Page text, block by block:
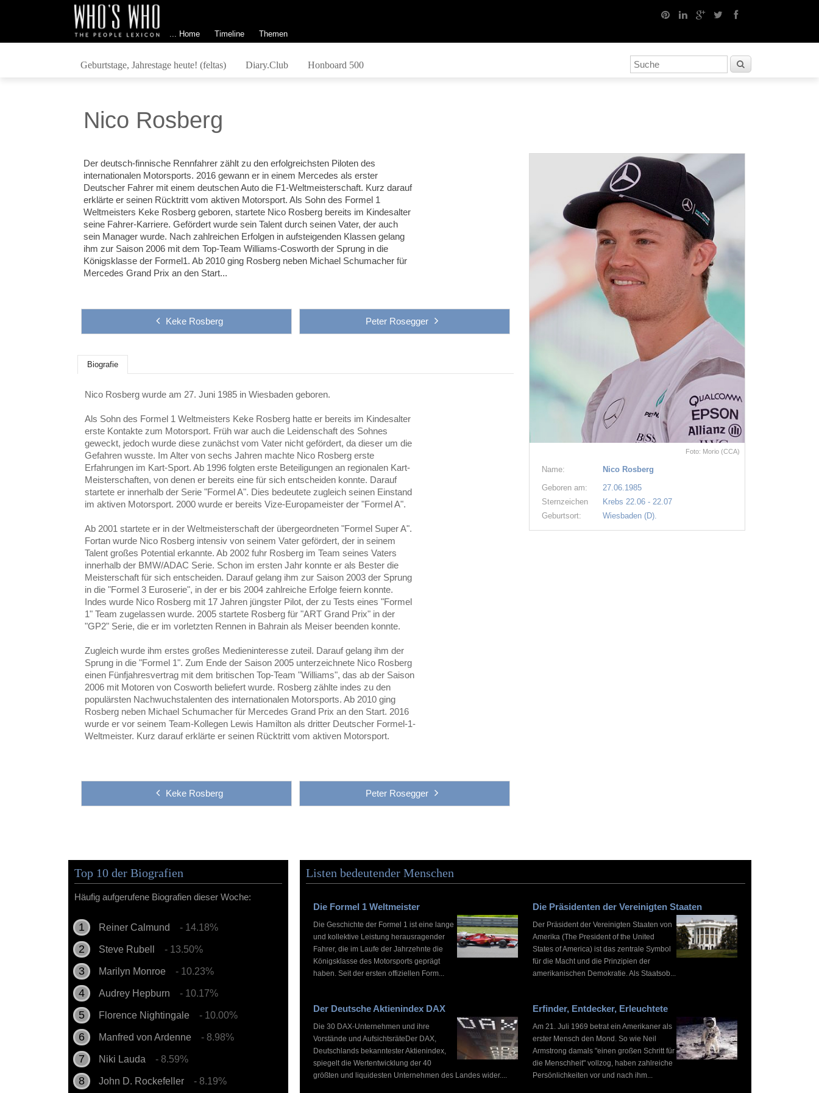
... Home Timeline Themen
Geburtstage, Jahrestage heute! (feltas) Diary.Club Honboard 500
Nico Rosberg
Der deutsch-finnische Rennfahrer zählt zu den erfolgreichsten Piloten des
internationalen Motorsports. 2016 gewann er in einem Mercedes als erster
Deutscher Fahrer mit einem deutschen Auto die F1-Weltmeisterschaft. Kurz darauf
erklärte er seinen Rücktritt vom aktiven Motorsport. Als Sohn des Formel 1
Weltmeisters Keke Rosberg geboren, startete Nico Rosberg bereits im Kindesalter
seine Fahrer-Karriere. Gefördert wurde sein Talent durch seinen Vater, der auch
sein Manager wurde. Nach zahlreichen Erfolgen in aufsteigenden Klassen gelang
ihm zur Saison 2006 mit dem Top-Team Williams-Cosworth der Sprung in die
Königsklasse der Formel1. Ab 2010 ging Rosberg neben Michael Schumacher für
Mercedes Grand Prix an den Start...
Keke Rosberg Peter Rosegger
Biografie
Nico Rosberg wurde am 27. Juni 1985 in Wiesbaden geboren.
Als Sohn des Formel 1 Weltmeisters Keke Rosberg hatte er bereits im Kindesalter
erste Kontakte zum Motorsport. Früh war auch die Leidenschaft des Sohnes
geweckt, jedoch wurde diese zunächst vom Vater nicht gefördert, da dieser um die
Gefahren wusste. Im Alter von sechs Jahren machte Nico Rosberg erste
Erfahrungen im Kart-Sport. Ab 1996 folgten erste Beteiligungen an regionalen Kart-
Meisterschaften, von denen er bereits eine für sich entscheiden konnte. Darauf
startete er innerhalb der Serie "Formel A". Dies bedeutete zugleich seinen Einstand
im aktiven Motorsport. 2000 wurde er bereits Vize-Europameister der "Formel A".
Ab 2001 startete er in der Weltmeisterschaft der übergeordneten "Formel Super A".
Fortan wurde Nico Rosberg intensiv von seinem Vater gefördert, der in seinem
Talent großes Potential erkannte. Ab 2002 fuhr Rosberg im Team seines Vaters
innerhalb der BMW/ADAC Serie. Schon im ersten Jahr konnte er als Bester die
Meisterschaft für sich entscheiden. Darauf gelang ihm zur Saison 2003 der Sprung
in die "Formel 3 Euroserie", in der er bis 2004 zahlreiche Erfolge feiern konnte.
Indes wurde Nico Rosberg mit 17 Jahren jüngster Pilot, der zu Tests eines "Formel
1" Team zugelassen wurde. 2005 startete Rosberg für "ART Grand Prix" in der
"GP2" Serie, die er im vorletzten Rennen in Bahrain als Meiser beenden konnte.
Zugleich wurde ihm erstes großes Medieninteresse zuteil. Darauf gelang ihm der
Sprung in die "Formel 1". Zum Ende der Saison 2005 unterzeichnete Nico Rosberg
einen Fünfjahresvertrag mit dem britischen Top-Team "Williams", das ab der Saison
2006 mit Motoren von Cosworth beliefert wurde. Rosberg zählte indes zu den
populärsten Nachwuchstalenten des internationalen Motorsports. Ab 2010 ging
Rosberg neben Michael Schumacher für Mercedes Grand Prix an den Start. 2016
wurde er vor seinem Team-Kollegen Lewis Hamilton als dritter Deutscher Formel-1-
Weltmeister. Kurz darauf erklärte er seinen Rücktritt vom aktiven Motorsport.
Keke Rosberg Peter Rosegger
Foto: Morio (CCA)
Name:
Nico Rosberg
Geboren am:
27.06.1985
Sternzeichen
Krebs 22.06 - 22.07
Geburtsort:
Wiesbaden (D).
Top 10 der Biografien
Häufig aufgerufene Biografien dieser Woche:
Reiner Calmund - 14.18%
Steve Rubell - 13.50%
Marilyn Monroe - 10.23%
Audrey Hepburn - 10.17%
Florence Nightingale - 10.00%
Manfred von Ardenne - 8.98%
Niki Lauda - 8.59%
John D. Rockefeller - 8.19%
Listen bedeutender Menschen
Die Formel 1 Weltmeister
Die Geschichte der Formel 1 ist eine lange
und kollektive Leistung herausragender
Fahrer, die im Laufe der Jahrzehnte die
Königsklasse des Motorsports geprägt
haben. Seit der ersten offiziellen Form...
Die Präsidenten der Vereinigten Staaten
Der Präsident der Vereinigten Staaten von
Amerika (The President of the United
States of America) ist das zentrale Symbol
für die Macht und die Prinzipien der
amerikanischen Demokratie. Als Staatsob...
Der Deutsche Aktienindex DAX
Die 30 DAX-Unternehmen und ihre
Vorstände und AufsichtsräteDer DAX,
Deutschlands bekanntester Aktienindex,
spiegelt die Wertentwicklung der 40
größten und liquidesten Unternehmen des Landes wider....
Erfinder, Entdecker, Erleuchtete
Am 21. Juli 1969 betrat ein Amerikaner als
erster Mensch den Mond. So wie Neil
Armstrong damals "einen großen Schritt für
die Menschheit" vollzog, haben zahlreiche
Persönlichkeiten vor und nach ihm...